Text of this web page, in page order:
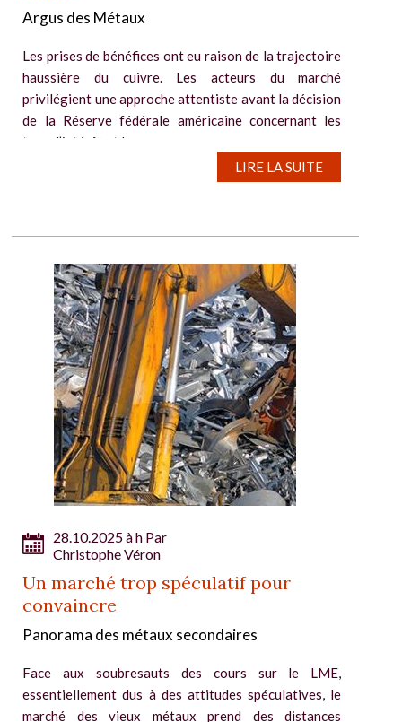
Argus des Métaux
Les prises de bénéfices ont eu raison de la trajectoire
haussière du cuivre. Les acteurs du marché
privilégient une approche attentiste avant la décision
de la Réserve fédérale américaine concernant les
taux d’intérêt et la...
LIRE LA SUITE
28.10.2025 à h Par
Christophe Véron
Un marché trop spéculatif pour
convaincre
Panorama des métaux secondaires
Face aux soubresauts des cours sur le LME,
essentiellement dus à des attitudes spéculatives, le
marché des vieux métaux prend des distances